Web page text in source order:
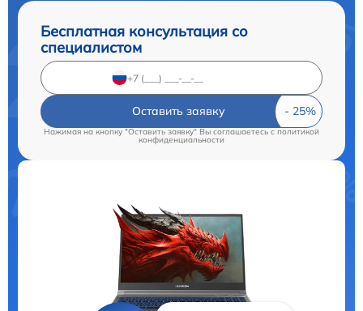
Бесплатная консультация со
специалистом
Оставить заявку
Нажимая на кнопку "Оставить заявку" Вы соглашаетесь cполитикой
конфиденциальности